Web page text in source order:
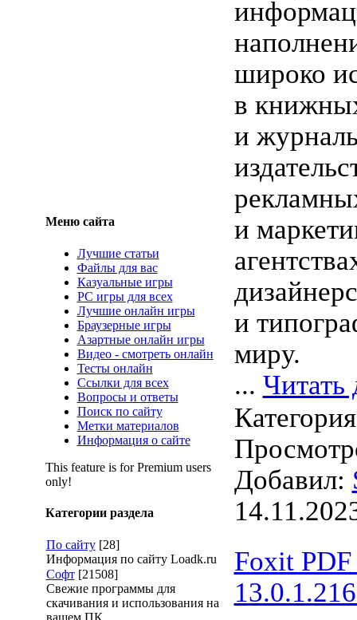
Меню сайта
Лучшие статьи
Файлы для вас
Казуальные игры
PC игры для всех
Лучшие онлайн игры
Браузерные игры
Азартные онлайн игры
Видео - смотреть онлайн
Тесты онлайн
Ссылки для всех
Вопросы и ответы
Поиск по сайту
Метки материалов
Информация о сайте
This feature is for Premium users
only!
Категории раздела
По сайту [28]
Информация по сайту Loadk.ru
Софт [21508]
Свежие программы для
скачивания и использования на
широко
в
и
и
и
миру.
... Читать
Добавил:
Foxit